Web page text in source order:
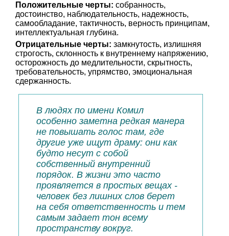
Положительные черты: собранность,
достоинство, наблюдательность, надежность,
самообладание, тактичность, верность принципам,
интеллектуальная глубина.
Отрицательные черты: замкнутость, излишняя
строгость, склонность к внутреннему напряжению,
осторожность до медлительности, скрытность,
требовательность, упрямство, эмоциональная
сдержанность.
В людях по имени Комил
особенно заметна редкая манера
не повышать голос там, где
другие уже ищут драму: они как
будто несут с собой
собственный внутренний
порядок. В жизни это часто
проявляется в простых вещах -
человек без лишних слов берет
на себя ответственность и тем
самым задает тон всему
пространству вокруг.